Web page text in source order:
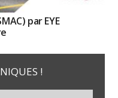
par EYE
!